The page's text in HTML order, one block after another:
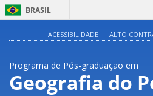
BRASIL
ACESSIBILIDADE ALTO
Programa de Pós-graduação em
Geografia do